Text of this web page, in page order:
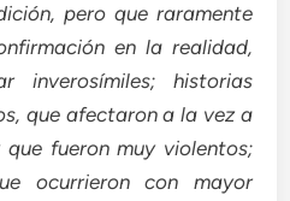
pero que raramente
en la realidad,
inverosímiles; historias
que afectaron a la vez a
que fueron muy violentos;
ocurrieron con mayor